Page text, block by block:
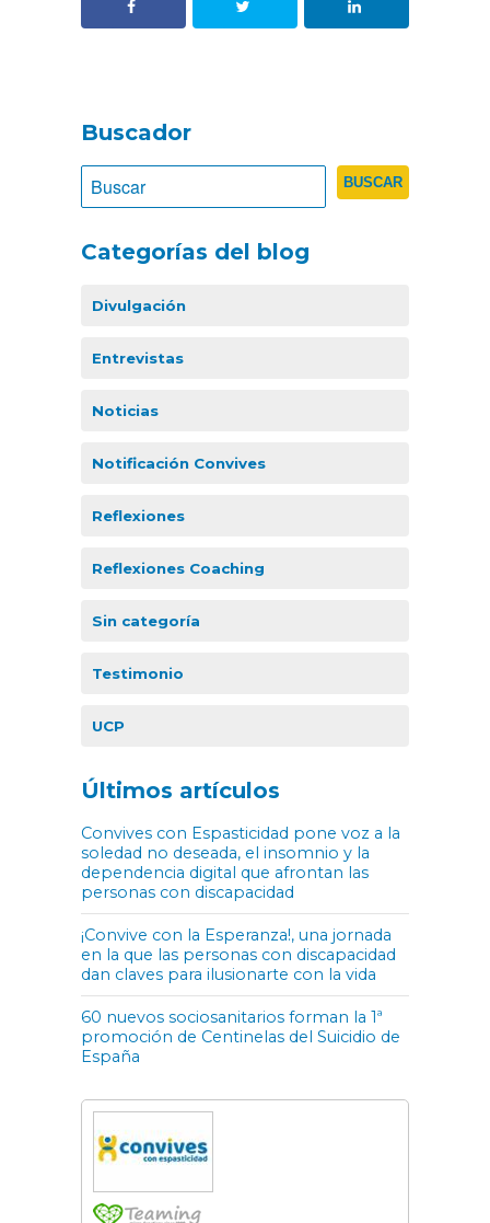
Buscador
Categorías del blog
Divulgación
Entrevistas
Noticias
Notificación Convives
Reflexiones
Reflexiones Coaching
Sin categoría
Testimonio
UCP
Últimos artículos
Convives con Espasticidad pone voz a la
soledad no deseada, el insomnio y la
dependencia digital que afrontan las
personas con discapacidad
¡Convive con la Esperanza!, una jornada
en la que las personas con discapacidad
dan claves para ilusionarte con la vida
60 nuevos sociosanitarios forman la 1ª
promoción de Centinelas del Suicidio de
España